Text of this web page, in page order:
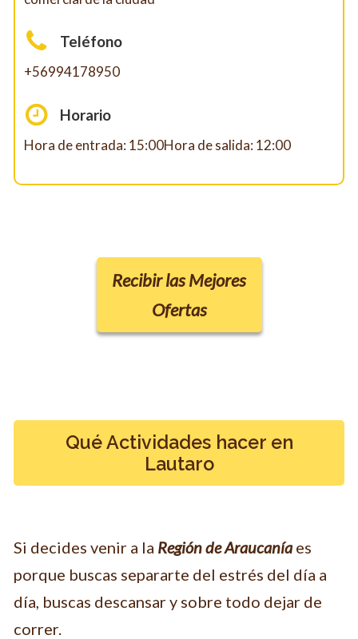
Teléfono
+56994178950
Horario
Hora de entrada: 15:00Hora de salida: 12:00
Recibir las Mejores
Ofertas
Qué Actividades hacer en
Lautaro
Si decides venir a la Regiónde Araucaníaes
porque buscas separarte del estrés del día a
día, buscas descansar y sobre todo dejar de
correr.